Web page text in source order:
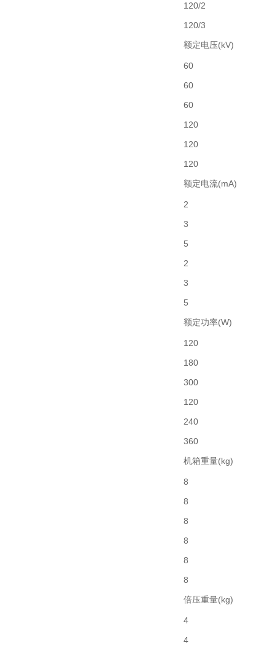
120/2
120/3
额定电压(kV)
60
60
60
120
120
120
额定电流(mA)
2
3
5
2
3
5
额定功率(W)
120
180
300
120
240
360
机箱重量(kg)
8
8
8
8
8
8
倍压重量(kg)
4
4